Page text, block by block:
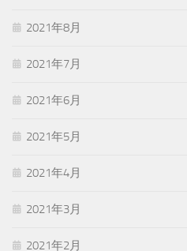
2021年8月
2021年7月
2021年6月
2021年5月
2021年4月
2021年3月
2021年2月